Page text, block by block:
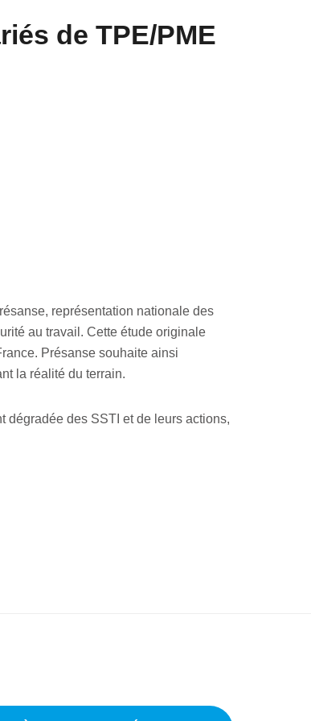
de TPE/PME
représentation nationale des
au travail. Cette étude originale
Présanse souhaite ainsi
la réalité du terrain.
dégradée des SSTI et de leurs actions,